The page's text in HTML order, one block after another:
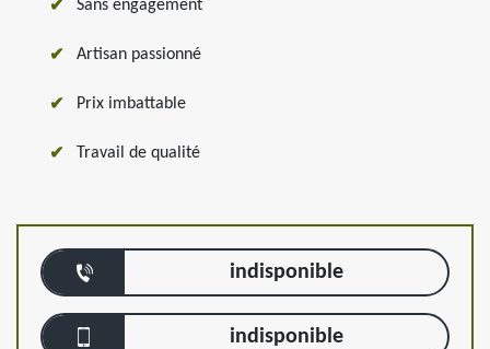
Sans engagement
Artisan passionné
Prix imbattable
Travail de qualité
indisponible
indisponible